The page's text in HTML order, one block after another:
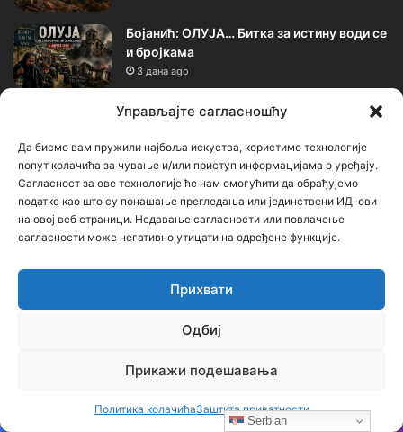
Управљајте сагласношћу
Да бисмо вам пружили најбоља искуства, користимо технологије
попут колачића за чување и/или приступ информацијама о уређају.
Сагласност за ове технологије ће нам омогућити да обрађујемо
податке као што су понашање прегледања или јединствени ИД-ови
на овој веб страници. Недавање сагласности или повлачење
сагласности може негативно утицати на одређене функције.
Прихвати
Одбиј
Прикажи подешавања
Политика колачићаЗаштита приватности
Бојанић: ОЛУЈА… Битка за истину води се
и бројкама
3 дана ago
август 2026.
П У С Ч П С
6
13
Serbian